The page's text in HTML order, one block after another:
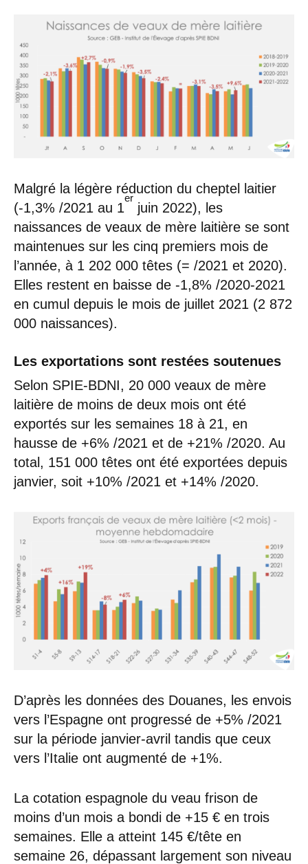
Malgré la légère réduction du cheptel laitier
(-1,3% /2021 au 1
er
juin 2022), les
naissances de veaux de mère laitière se sont
maintenues sur les cinq premiers mois de
l’année, à 1 202 000 têtes (= /2021 et 2020).
Elles restent en baisse de -1,8% /2020-2021
en cumul depuis le mois de juillet 2021 (2 872
000 naissances).
Les exportations sont restées soutenues
Selon SPIE-BDNI, 20 000 veaux de mère
laitière de moins de deux mois ont été
exportés sur les semaines 18 à 21, en
hausse de +6% /2021 et de +21% /2020. Au
total, 151 000 têtes ont été exportées depuis
janvier, soit +10% /2021 et +14% /2020.
D’après les données des Douanes, les envois
vers l’Espagne ont progressé de +5% /2021
sur la période janvier-avril tandis que ceux
vers l’Italie ont augmenté de +1%.
La cotation espagnole du veau frison de
moins d’un mois a bondi de +15 € en trois
semaines. Elle a atteint 145 €/tête en
semaine 26, dépassant largement son niveau